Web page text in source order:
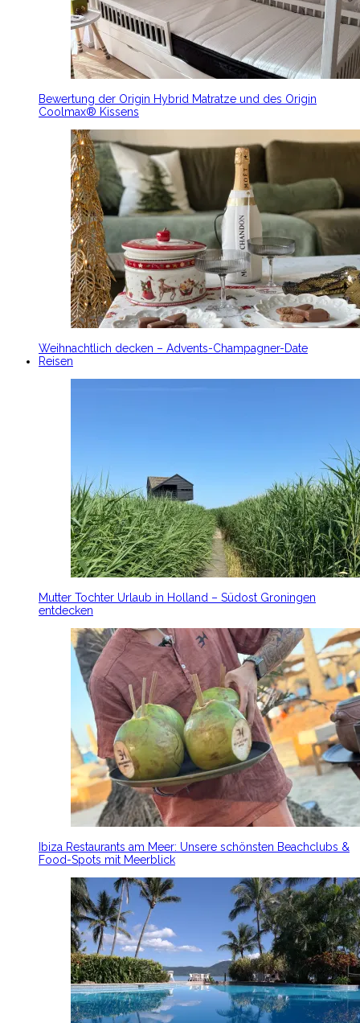
Bewertung der Origin Hybrid Matratze und des Origin
Coolmax® Kissens
Weihnachtlich decken – Advents-Champagner-Date
Reisen
Mutter Tochter Urlaub in Holland – Südost Groningen
entdecken
Ibiza Restaurants am Meer: Unsere schönsten Beachclubs &
Food-Spots mit Meerblick